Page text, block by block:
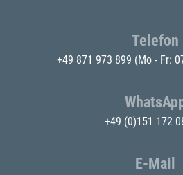
Telefon
+49 871 973 899 (Mo - Fr:
+49 (0)151 172
E-Mail